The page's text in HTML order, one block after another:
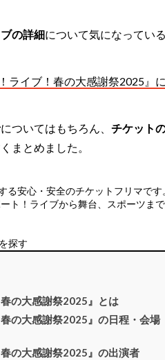
の詳細について気になってい
ライブ！春の大感謝祭2025』
についてはもちろん、 チケット
まとめました。
る安心・安全のチケットフリマで
ト！ライブから舞台、スポーツま
探す
の大感謝祭2025』とは
の大感謝祭2025』の日程・会場
の大感謝祭2025』の出演者